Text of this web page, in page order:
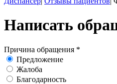
Написать
Причина обращения *
Предложение
Жалоба
Благодарность